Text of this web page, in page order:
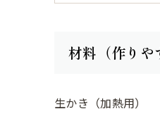
材料（作りや
生かき（加熱用）